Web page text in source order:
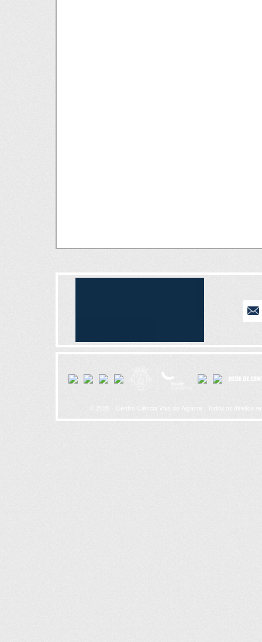
© 2026 - Centro Ciência Viva do Algarve | Todos os direitos